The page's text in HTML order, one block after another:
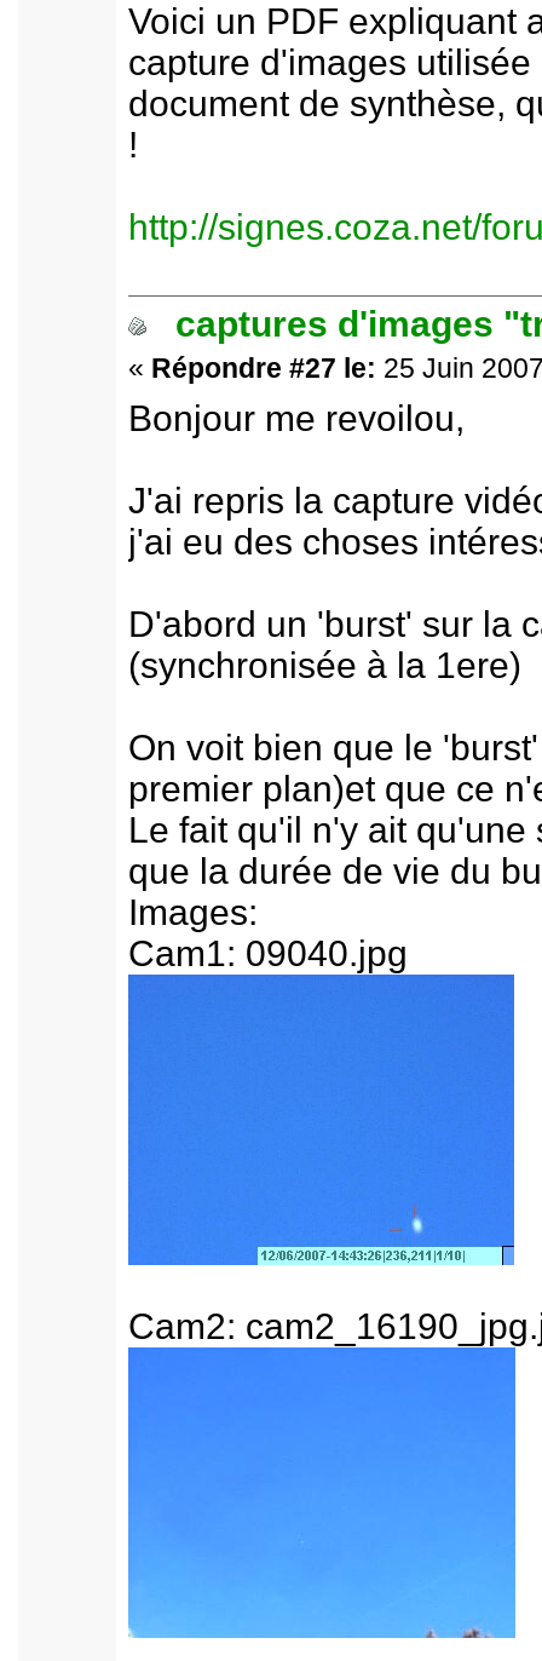
Voici un PDF expliquant
capture d'images
document de synthèse,
!
http://signes.coza.net/
captures d'images
« Répondre #27 le: 25 Juin
Bonjour me revoilou,
J'ai repris la capture
j'ai eu des choses
D'abord un 'burst' sur la
(synchronisée à la 1ere)
On voit bien que le
premier plan)et que ce
Le fait qu'il n'y ait
que la durée de vie du
Images:
Cam1: 09040.jpg
Cam2: